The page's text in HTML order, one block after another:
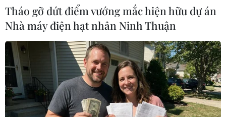
(TTXVN/Vietnam+)
Tháo gỡ dứt điểm vướng mắc hiện hữu dự án
Nhà máy điện hạt nhân Ninh Thuận